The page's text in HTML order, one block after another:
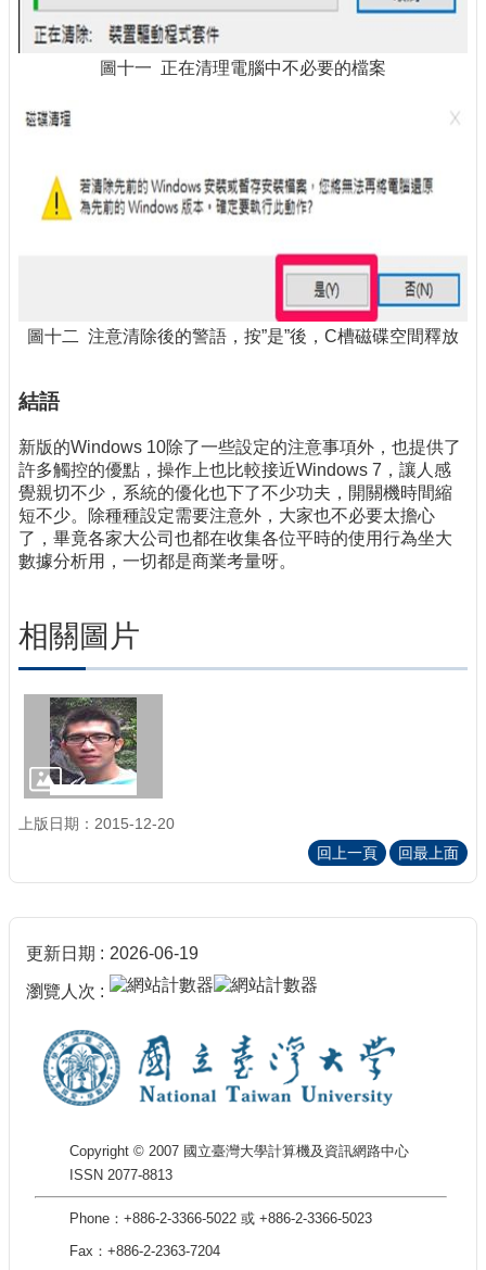
圖十一 正在清理電腦中不必要的檔案
圖十二 注意清除後的警語，按”是”後，C槽磁碟空間釋放
結語
新版的Windows 10除了一些設定的注意事項外，也提供了
許多觸控的優點，操作上也比較接近Windows 7，讓人感
覺親切不少，系統的優化也下了不少功夫，開關機時間縮
短不少。除種種設定需要注意外，大家也不必要太擔心
了，畢竟各家大公司也都在收集各位平時的使用行為坐大
數據分析用，一切都是商業考量呀。
相關圖片
上版日期：2015-12-20
回上一頁
回最上面
更新日期 2026-06-19
瀏覽人次
Copyright © 2007 國立臺灣大學計算機及資訊網路中心
ISSN 2077-8813
Phone：+886-2-3366-5022 或 +886-2-3366-5023
Fax：+886-2-2363-7204